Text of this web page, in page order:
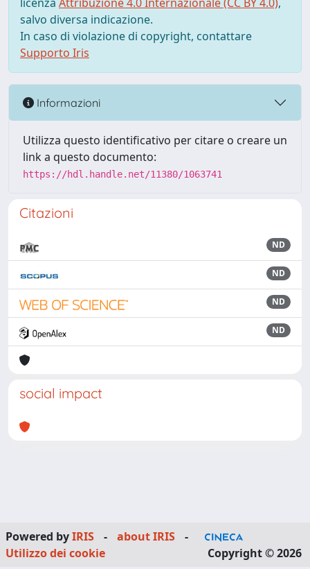
salvo diversa indicazione.
In caso di violazione di copyright, contattare
Supporto Iris
Informazioni
Utilizza questo identificativo per citare o creare un
link a questo documento:
https://hdl.handle.net/11380/1063741
Citazioni
ND
ND
ND
ND
social impact
Powered byIRIS - about IRIS
-
Utilizzo dei cookie
Copyright © 2026